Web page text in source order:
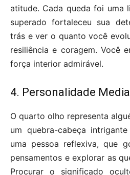
atitude. Cada queda foi uma
superado fortaleceu sua
trás e ver o quanto você
resiliência e coragem. Você
força interior admirável.
4. Personalidade
O quarto olho representa
um quebra-cabeça
uma pessoa reflexiva, que
pensamentos e explorar as
Procurar o significado